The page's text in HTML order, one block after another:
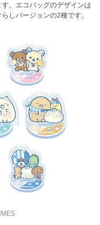
。エコバッグのデザインは
しバージョンの2種です。